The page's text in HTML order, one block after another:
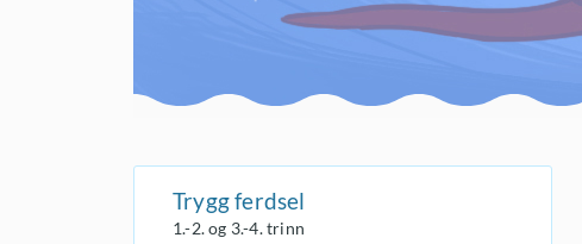
Trygg ferdsel
1.-2. og 3.-4. trinn